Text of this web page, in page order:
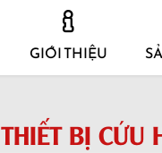
GIỚI THIỆU
THIẾT BỊ CỨU